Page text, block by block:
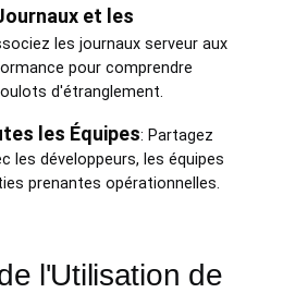
et les
les journaux serveur aux
pour comprendre
d'étranglement.
les Équipes: Partagez
les développeurs, les équipes
prenantes opérationnelles.
l'Utilisation de